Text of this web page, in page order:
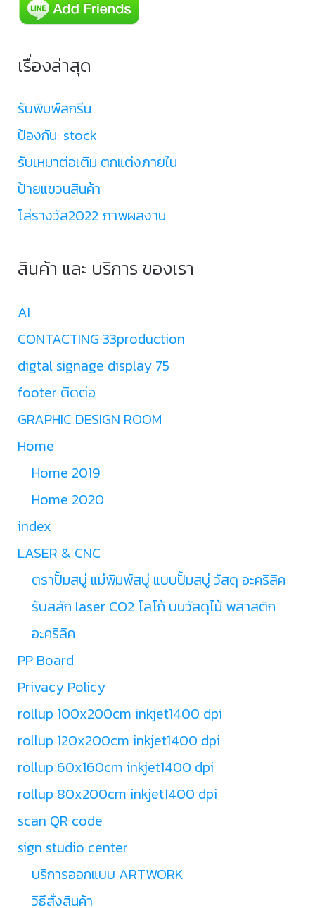
เรื่องล่าสุด
รับพิมพ์สกรีน
ป้องกัน: stock
รับเหมาต่อเติม ตกแต่งภายใน
ป้ายแขวนสินค้า
โล่รางวัล2022 ภาพผลงาน
สินค้า และ บริการ ของเรา
AI
CONTACTING 33production
digtal signage display 75
footer ติดต่อ
GRAPHIC DESIGN ROOM
Home
Home 2019
Home 2020
index
LASER & CNC
ตราปั้มสบู่ แม่พิมพ์สบู่ แบบปั้มสบู่ วัสดุ อะคริลิค
รับสลัก laser CO2 โลโก้ บนวัสดุไม้ พลาสติก
อะคริลิค
PP Board
Privacy Policy
rollup 100x200cm inkjet1400 dpi
rollup 120x200cm inkjet1400 dpi
rollup 60x160cm inkjet1400 dpi
rollup 80x200cm inkjet1400 dpi
scan QR code
sign studio center
บริการออกแบบ ARTWORK
วิธีสั่งสินค้า